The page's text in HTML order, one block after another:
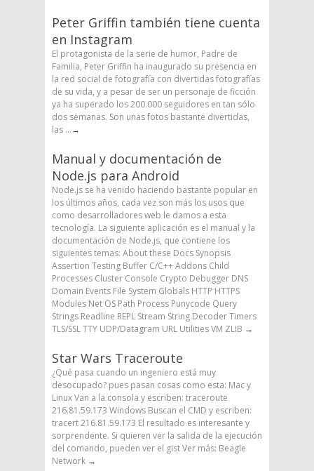
Peter Griffin también tiene cuenta
en Instagram
El protagonista de la serie de humor, Padre de
Familia, Peter Griffin ha inaugurado su presencia en
la red social de fotografía con divertidas fotografías
de su vida, y a pesar de ser un personaje de ficción
ya ha superado los 200.000 seguidores en tan sólo
dos semanas. Son unas fotos bastante divertidas,
las ...→
Manual y documentación de
Node.js para Android
Node.js se ha venido haciendo bastante popular en
los últimos años, cada vez son más los usos que
como desarrolladores web le damos a esta
tecnología. La siguiente aplicación es el manual y la
documentación de Node.js, que contiene los
siguientes temas: About these Docs Synopsis
Assertion Testing Buffer C/C++ Addons Child
Processes Cluster Console Crypto Debugger DNS
Domain Events File System Globals HTTP HTTPS
Modules Net OS Path Process Punycode Query
Strings Readline REPL Stream String Decoder Timers
TLS/SSL TTY UDP/Datagram URL Utilities VM ZLIB →
Star Wars Traceroute
¿Qué pasa cuando un ingeniero está muy
desocupado? pues pasan cosas como esta: Mac y
Linux Van a la consola y escriben: traceroute
216.81.59.173 Windows Buscan el CMD y escriben:
tracert 216.81.59.173 El resultado es interesante y
sorprendente. Si quieren ver la salida de la ejecución
del comando, pueden ver el gist Ver más: Beagle
Network →